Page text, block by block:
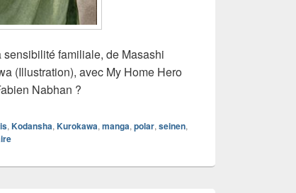
familiale, de Masashi
(Illustration), avec My Home Hero
Nabhan ?
, Kodansha, Kurokawa, manga, polar, seinen,